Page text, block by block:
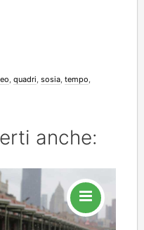
, quadri, sosia, tempo,
anche: